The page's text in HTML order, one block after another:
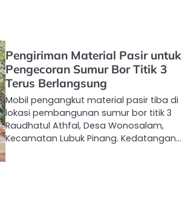
Pengiriman Material Pasir untuk
Pengecoran Sumur Bor Titik 3
Terus Berlangsung
Mobil pengangkut material pasir tiba di
lokasi pembangunan sumur bor titik 3
Raudhatul Athfal, Desa Wonosalam,
Kecamatan Lubuk Pinang. Kedatangan…